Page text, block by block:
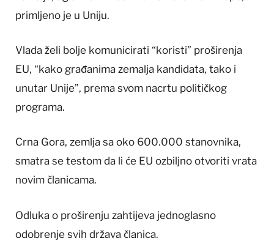
primljeno je u Uniju.
Vlada želi bolje komunicirati “koristi” proširenja
EU, “kako građanima zemalja kandidata, tako i
unutar Unije”, prema svom nacrtu političkog
programa.
Crna Gora, zemlja sa oko 600.000 stanovnika,
smatra se testom da li će EU ozbiljno otvoriti vrata
novim članicama.
Odluka o proširenju zahtijeva jednoglasno
odobrenje svih država članica.